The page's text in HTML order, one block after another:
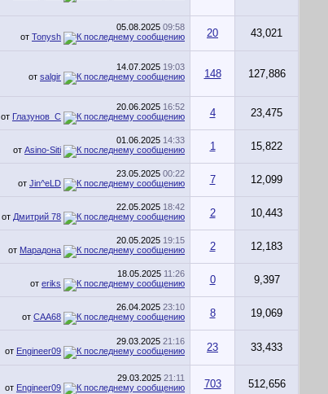
05.08.2025 09:58
от Tonysh 20 43,021
14.07.2025 19:03
от salgir 148 127,886
20.06.2025 16:52
от Глазунов_С 4 23,475
01.06.2025 14:33
от Asino-Siti 1 15,822
23.05.2025 00:22
от Jin^eLD 7 12,099
22.05.2025 18:42
от Дмитрий 78 2 10,443
20.05.2025 19:15
от Марадона 2 12,183
18.05.2025 11:26
от eriks 0 9,397
26.04.2025 23:10
от CAA68 8 19,069
29.03.2025 21:16
от Engineer09 23 33,433
29.03.2025 21:11
от Engineer09 703 512,656